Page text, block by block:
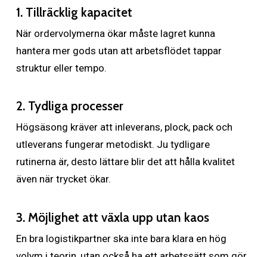
1. Tillräcklig kapacitet
När ordervolymerna ökar måste lagret kunna
hantera mer gods utan att arbetsflödet tappar
struktur eller tempo.
2. Tydliga processer
Högsäsong kräver att inleverans, plock, pack och
utleverans fungerar metodiskt. Ju tydligare
rutinerna är, desto lättare blir det att hålla kvalitet
även när trycket ökar.
3. Möjlighet att växla upp utan kaos
En bra logistikpartner ska inte bara klara en hög